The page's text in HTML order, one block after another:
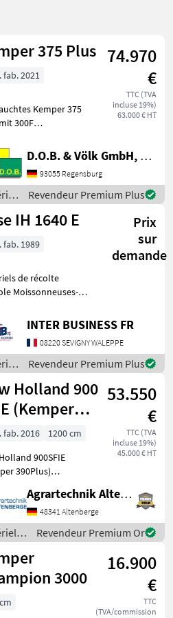
Petites
375 Plus 74.970
€
TTC (TVA
incluse 19%)
63.000 € HT
fab. 2021
Kemper 375
300F
* AHC -
*
* Komfort
300F Das
D.O.B. & Völk GmbH, Filiale Regensburg
93055 Regensburg
Revendeur Premium Plus
IH 1640 E
Prix
sur
demande
fab. 1989
de récolte
Moissonneuses-
INTER BUSINESS FR
08220 SEVIGNY WALEPPE
IH
Revendeur Premium Plus
Holland 900
(Kemper
53.550
€
TTC (TVA
incluse 19%)
45.000 € HT
fab. 2016
1200 cm
900SFIE
390Plus)
-
2016 - Modeljahr:
12 Reihen bei 75cm
(900cm Arbeitsbreite)
Agrartechnik Altenberge GmbH
48341 Altenberge
/
Revendeur Premium Or
3000
16.900
€
TTC
(TVA/commission